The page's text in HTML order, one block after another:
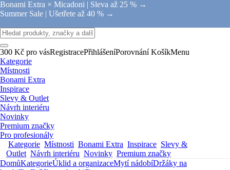
Bonami Extra × Micadoni | Sleva až 25 % →
Summer Sale | Ušetřete až 40 % →
300 Kč pro vásRegistracePřihlášeníPorovnání KošíkMenu
Kategorie
Místnosti
Bonami Extra
Inspirace
Slevy & Outlet
Návrh interiéru
Novinky
Premium značky
Pro profesionály
Kategorie Místnosti Bonami Extra Inspirace Slevy &
Outlet Návrh interiéru Novinky Premium značky
DomůKategorieÚklid a organizaceMytí nádobíDržáky na